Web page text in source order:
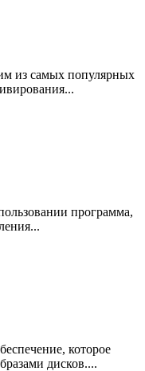
из самых популярных
программа,
которое
дисков....